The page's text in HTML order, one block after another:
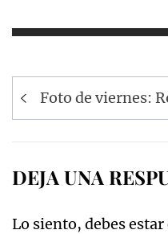
Navegación
de
Foto de viernes:
DEJA UNA
Lo siento, debes estar